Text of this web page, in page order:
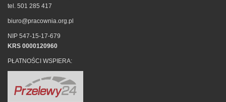
tel. 501 285 417
biuro@pracownia.org.pl
NIP 547-15-17-679
KRS 0000120960
PŁATNOŚCI WSPIERA: